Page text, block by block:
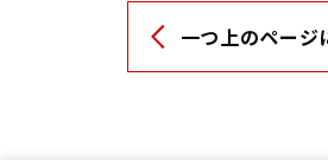
一つ上のページ